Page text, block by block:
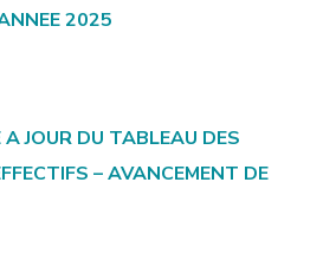
2025
A JOUR DU TABLEAU DES
– AVANCEMENT DE